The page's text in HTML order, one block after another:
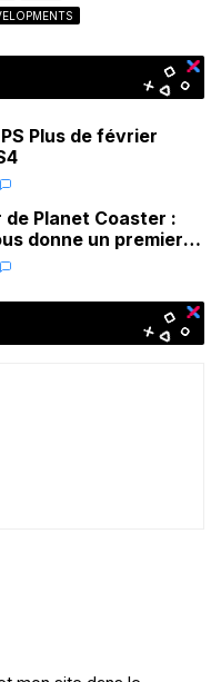
Plus de février
Planet Coaster :
donne un premier
PS4 et PS5